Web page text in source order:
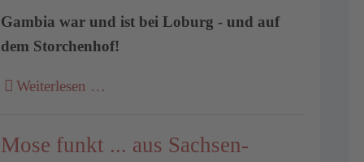
Gambia war und ist bei Loburg - und auf
dem Storchenhof!
Weiterlesen …
Mose funkt ... aus Sachsen-